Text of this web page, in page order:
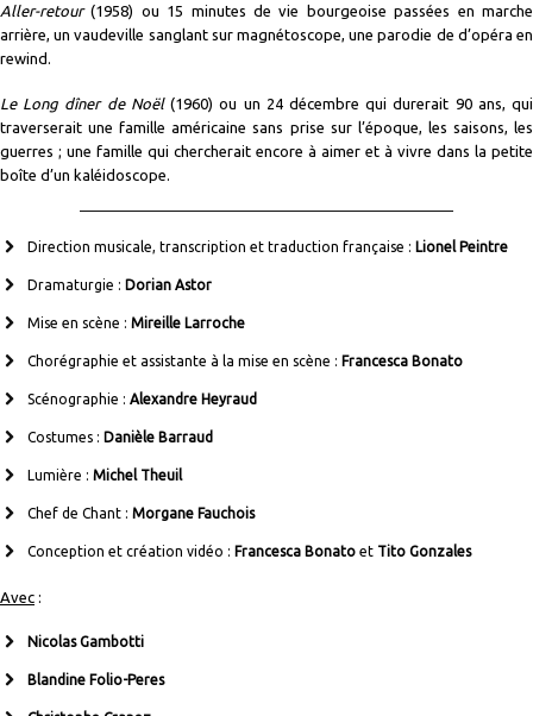
Aller-retour(1958) ou 15 minutes de vie bourgeoise passées en marche
arrière, un vaudeville sanglant sur magnétoscope, une parodie de d’opéra en
rewind.
Le Long dîner de Noël(1960) ou un 24 décembre qui durerait 90 ans, qui
traverserait une famille américaine sans prise sur l’époque, les saisons, les
guerres ; une famille qui chercherait encore à aimer et à vivre dans la petite
boîte d’un kaléidoscope.
Direction musicale, transcription et traduction française : Lionel Peintre
Dramaturgie : Dorian Astor
Mise en scène : Mireille Larroche
Chorégraphie et assistante à la mise en scène : Francesca Bonato
Scénographie : Alexandre Heyraud
Costumes : Danièle Barraud
Lumière : Michel Theuil
Chef de Chant : Morgane Fauchois
Conception et création vidéo : Francesca Bonato et Tito Gonzales
Avec :
Nicolas Gambotti
Blandine Folio-Peres